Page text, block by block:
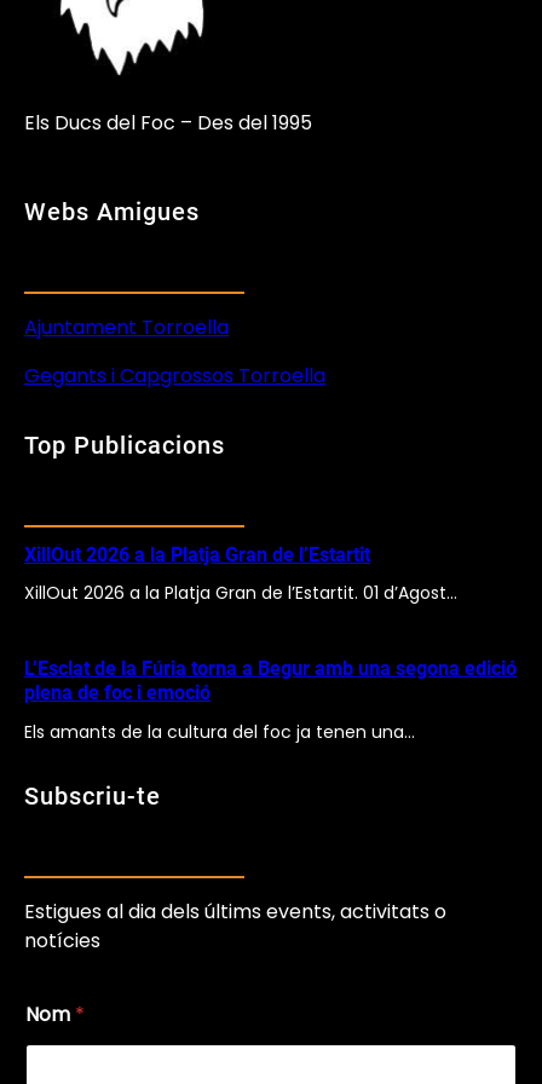
Els Ducs del Foc – Des del 1995
Webs Amigues
Ajuntament Torroella
Gegants i Capgrossos Torroella
Top Publicacions
XillOut 2026 a la Platja Gran de l’Estartit
XillOut 2026 a la Platja Gran de l’Estartit. 01 d’Agost…
L’Esclat de la Fúria torna a Begur amb una segona edició
plena de foc i emoció
Els amants de la cultura del foc ja tenen una…
Subscriu-te
Estigues al dia dels últims events, activitats o
notícies
o
m
m
a
Nom *